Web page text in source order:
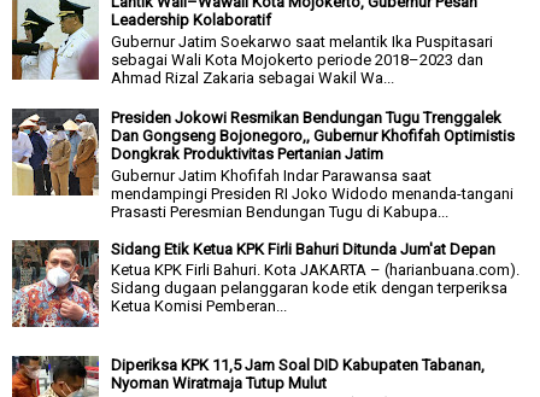
Leadership Kolaboratif
Gubernur Jatim Soekarwo saat melantik Ika Puspitasari
sebagai Wali Kota Mojokerto periode 2018–2023 dan
Ahmad Rizal Zakaria sebagai Wakil Wa...
Presiden Jokowi Resmikan Bendungan Tugu Trenggalek
Dan Gongseng Bojonegoro,, Gubernur Khofifah Optimistis
Dongkrak Produktivitas Pertanian Jatim
Gubernur Jatim Khofifah Indar Parawansa saat
mendampingi Presiden RI Joko Widodo menanda-tangani
Prasasti Peresmian Bendungan Tugu di Kabupa...
Sidang Etik Ketua KPK Firli Bahuri Ditunda Jum'at Depan
Ketua KPK Firli Bahuri. Kota JAKARTA – (harianbuana.com).
Sidang dugaan pelanggaran kode etik dengan terperiksa
Ketua Komisi Pemberan...
Diperiksa KPK 11,5 Jam Soal DID Kabupaten Tabanan,
Nyoman Wiratmaja Tutup Mulut